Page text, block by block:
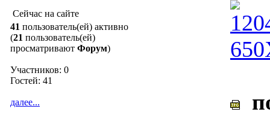
Сейчас на сайте
41 пользователь(ей) активно
(21 пользователь(ей)
просматривают Форум)
Участников: 0
Гостей: 41
далее...